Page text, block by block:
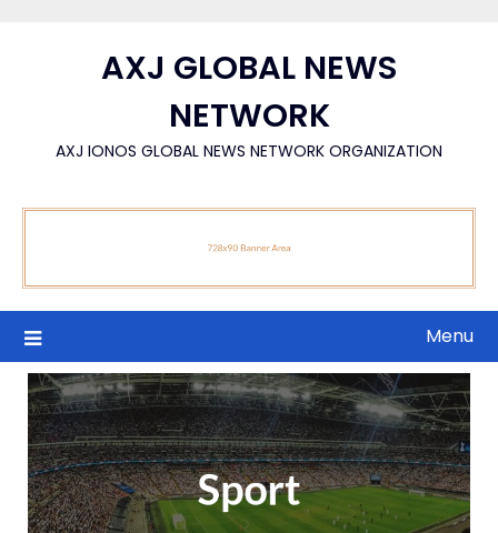
AXJ GLOBAL NEWS
NETWORK
AXJ IONOS GLOBAL NEWS NETWORK ORGANIZATION
Menu